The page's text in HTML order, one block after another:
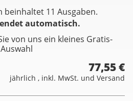
beinhaltet 11 Ausgaben.
automatisch.
von uns ein kleines Gratis-
77,55 €
jährlich , inkl. MwSt. und Versand